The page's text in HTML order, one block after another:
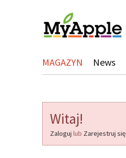
MAGAZYN News
Witaj!
Zaloguj lub Zarejestruj się